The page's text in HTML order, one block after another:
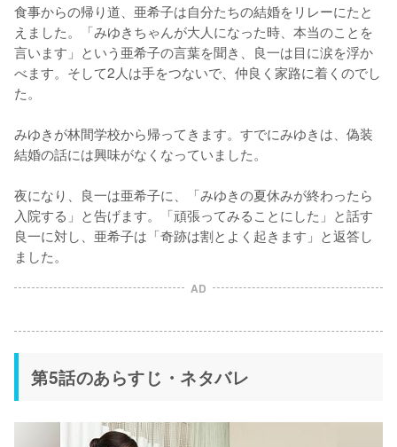
食事からの帰り道、亜希子は自分たちの結婚をリレーにたと
えました。「みゆきちゃんが大人になった時、本当のことを
言います」という亜希子の言葉を聞き、良一は目に涙を浮か
べます。そして2人は手をつないで、仲良く家路に着くのでし
た。
みゆきが林間学校から帰ってきます。すでにみゆきは、偽装
結婚の話には興味がなくなっていました。
夜になり、良一は亜希子に、「みゆきの夏休みが終わったら
入院する」と告げます。「頑張ってみることにした」と話す
良一に対し、亜希子は「奇跡は割とよく起きます」と返答し
ました。
AD
第5話のあらすじ・ネタバレ